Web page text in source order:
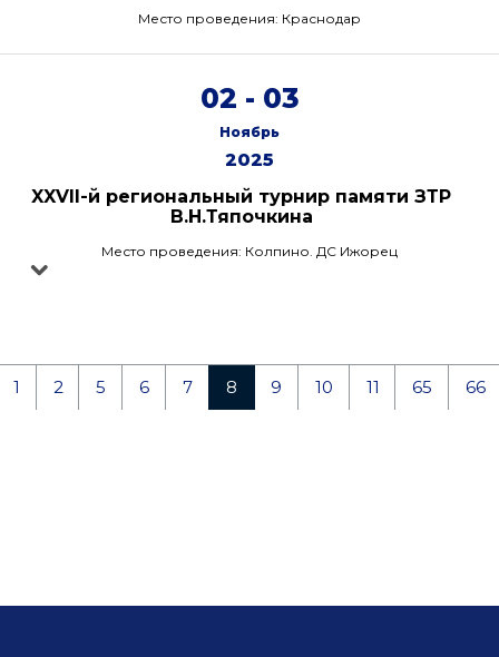
Место проведения: Краснодар
02 - 03
Ноябрь
2025
XXVII-й региональный турнир памяти ЗТР
В.Н.Тяпочкина
Место проведения: Колпино. ДС Ижорец
1 2 5 6 7 8 9 10 11 65 66